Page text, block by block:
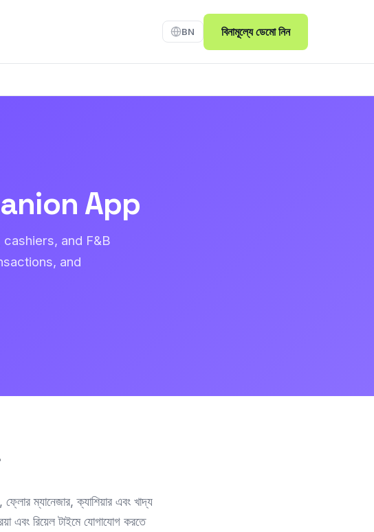
BN বিনামূল্যে ডেমো নিন
App
and F&B
and
ম্যানেজার, ক্যাশিয়ার এবং খাদ্য
এবং রিয়েল টাইমে যোগাযোগ করতে